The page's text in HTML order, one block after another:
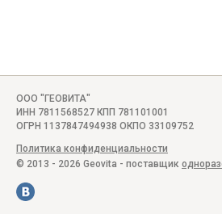
ООО "ГЕОВИТА"
ИНН 7811568527 КПП 781101001
ОГРН 1137847494938 ОКПО 33109752
Политика конфиденциальности
© 2013 - 2026 Geovita - поставщик